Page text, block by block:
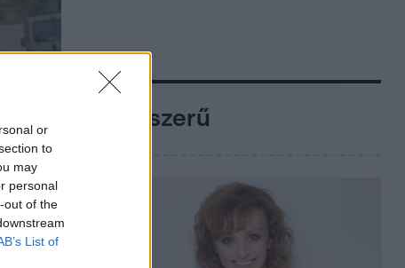
or
to
may
personal
out of the
List of
Népszerű